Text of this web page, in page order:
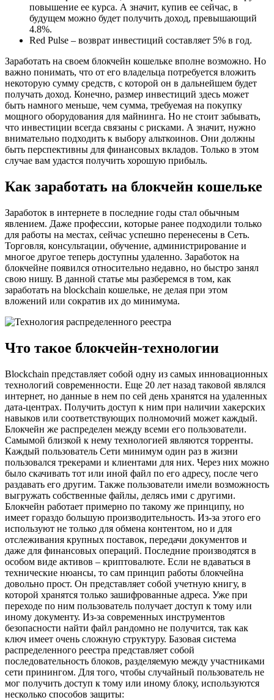
повышение ее курса. А значит, купив ее сейчас, в
будущем можно будет получить доход, превышающий
4.8%.
Red Pulse – возврат инвестиций составляет 5% в год.
Заработать на своем блокчейн кошельке вполне возможно. Но
важно понимать, что от его владельца потребуется вложить
некоторую сумму средств, с которой он в дальнейшем будет
получать доход. Конечно, размер инвестиций здесь может
быть намного меньше, чем сумма, требуемая на покупку
мощного оборудования для майнинга. Но не стоит забывать,
что инвестиции всегда связаны с рисками. А значит, нужно
внимательно подходить к выбору альткоинов. Они должны
быть перспективны для финансовых вкладов. Только в этом
случае вам удастся получить хорошую прибыль.
Как заработать на блокчейн кошельке
Заработок в интернете в последние годы стал обычным
явлением. Даже профессии, которые ранее подходили только
для работы на местах, сейчас успешно перенесены в Сеть.
Торговля, консультации, обучение, администрирование и
многое другое теперь доступны удаленно. Заработок на
блокчейне появился относительно недавно, но быстро занял
свою нишу. В данной статье мы разберемся в том, как
заработать на blockchain кошельке, не делая при этом
вложений или сократив их до минимума.
Что такое блокчейн-технологии
Blockchain представляет собой одну из самых инновационных
технологий современности. Еще 20 лет назад таковой являлся
интернет, но данные в нем по сей день хранятся на удаленных
дата-центрах. Получить доступ к ним при наличии хакерских
навыков или соответствующих полномочий может каждый.
Блокчейн же распределен между всеми его пользователи.
Самымой близкой к нему технологией являются торренты.
Каждый пользователь Сети минимум один раз в жизни
пользовался трекерами и клиентами для них. Через них можно
было скачивать тот или иной файл по его адресу, после чего
раздавать его другим. Также пользователи имели возможность
выгружать собственные файлы, делясь ими с другими.
Блокчейн работает примерно по такому же принципу, но
имеет гораздо большую производительность. Из-за этого его
используют не только для обмена контентом, но и для
отслеживания крупных поставок, передачи документов и
даже для финансовых операций. Последние производятся в
особом виде активов – криптовалюте. Если не вдаваться в
технические нюансы, то сам принцип работы блокчейна
довольно прост. Он представляет собой учетную книгу, в
которой хранятся только зашифрованные адреса. Уже при
переходе по ним пользователь получает доступ к тому или
иному документу. Из-за современных инструментов
безопасности найти файл рандомно не получится, так как
ключ имеет очень сложную структуру. Базовая система
распределенного реестра представляет собой
последовательность блоков, разделяемую между участниками
сети принингом. Для того, чтобы случайный пользователь не
мог получить доступ к тому или иному блоку, используются
несколько способов защиты: